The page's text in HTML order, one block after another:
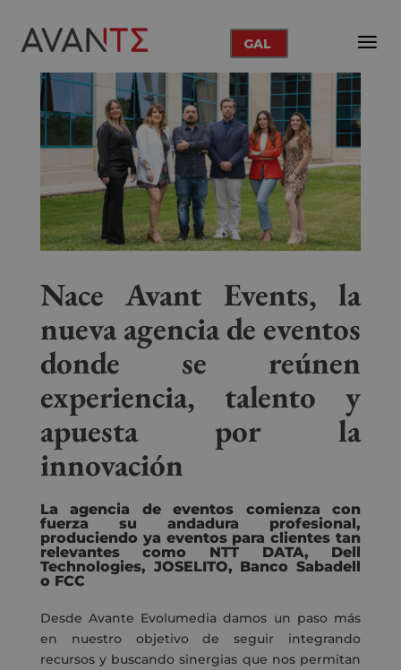
GAL
Nace Avant Events, la
nueva agencia de eventos
donde se reúnen
experiencia, talento y
apuesta por la
innovación
La agencia de eventos comienza con
fuerza su andadura profesional,
produciendo ya eventos para clientes tan
relevantes como NTT DATA, Dell
Technologies, JOSELITO, Banco Sabadell
o FCC
Desde Avante Evolumedia damos un paso más
en nuestro objetivo de seguir integrando
recursos y buscando sinergias que nos permitan